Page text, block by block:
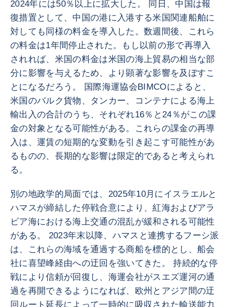
2024年には50％以上に拡大した。 同日、中国は報
復措置として、中国の港に入港する米国関連船舶に
対しても同様の料金を導入した。数週間後、これら
の料金は1年間停止された。もし以前の形で再導入
されれば、米国の料金は米国の海上貿易の相当な部
分に影響を与えるため、より顕著な影響を及ぼすこ
とになるだろう。 国際海運協会BIMCOによると、
米国のバルク貨物、タンカー、コンテナによる海上
輸出入の合計のうち、それぞれ16％と24％がこの課
金の対象となる可能性がある。これらの課金の再導
入は、運賃の短期的な変動を引き起こす可能性があ
るものの、長期的な影響は限定的であると考えられ
る。
別の地政学的局面では、2025年10月にイスラエルと
ハマスが締結した停戦合意により、紅海およびアラ
ビア海における海上交通の混乱が緩和される可能性
がある。 2023年末以降、ハマスと連携するフーシ派
は、これらの海域を通過する商船を標的とし、船会
社に喜望峰経由への迂回を強いてきた。 持続的な停
戦により信頼が回復し、海運会社がスエズ運河の通
過を再開できるようになれば、欧州とアジア間の迂
回ルート延長によって一時的に吸収された輸送能力